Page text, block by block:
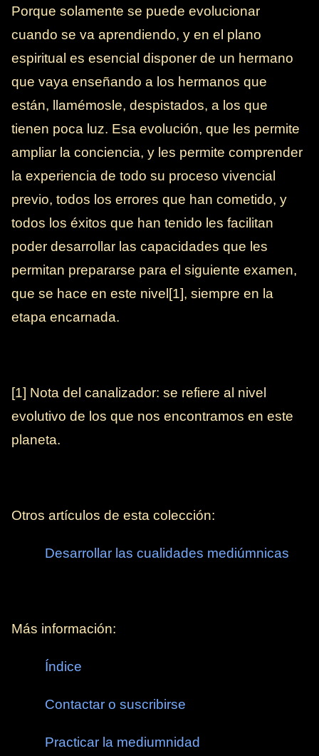
Porque solamente se puede evolucionar
cuando se va aprendiendo, y en el plano
espiritual es esencial disponer de un hermano
que vaya enseñando a los hermanos que
están, llamémosle, despistados, a los que
tienen poca luz. Esa evolución, que les permite
ampliar la conciencia, y les permite comprender
la experiencia de todo su proceso vivencial
previo, todos los errores que han cometido, y
todos los éxitos que han tenido les facilitan
poder desarrollar las capacidades que les
permitan prepararse para el siguiente examen,
que se hace en este nivel[1], siempre en la
etapa encarnada.
[1] Nota del canalizador: se refiere al nivel
evolutivo de los que nos encontramos en este
planeta.
Otros artículos de esta colección:
Desarrollar las cualidades mediúmnicas
Más información:
Índice
Contactar o suscribirse
Practicar la mediumnidad